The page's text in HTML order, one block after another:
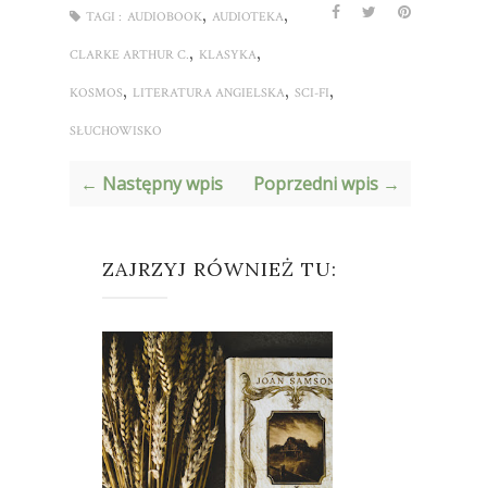
TAGI : AUDIOBOOK, AUDIOTEKA,
CLARKE ARTHUR C., KLASYKA,
KOSMOS, LITERATURA ANGIELSKA, SCI-FI,
SŁUCHOWISKO
← Następny wpis Poprzedni wpis →
ZAJRZYJ RÓWNIEŻ TU: